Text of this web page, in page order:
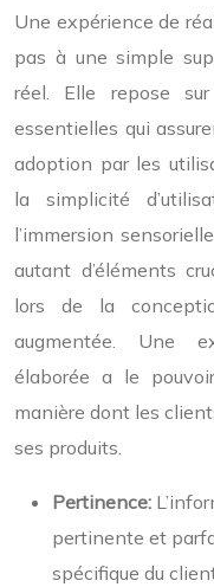
Une expérience de
pas à une simple
réel. Elle repose
essentielles qui
adoption par les
la simplicité
l’immersion
autant d’éléments
lors de la
augmentée. Une
élaborée a le
manière dont les
ses produits.
Pertinence:
pertinente et
spécifique du